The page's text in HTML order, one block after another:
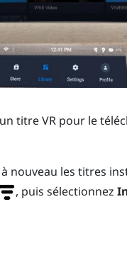
titre VR pour le
nouveau les titres
, puis sélectionnez